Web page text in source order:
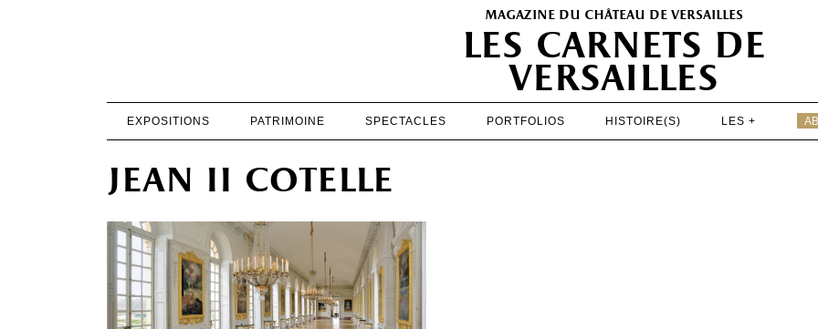
magazine du château de versailles
les carnets de
versailles
EXPOSITIONS PATRIMOINE SPECTACLES PORTFOLIOS HISTOIRE(S) LES +
jean ii cotelle